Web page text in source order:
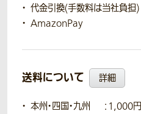
代金引換(手数料は当社負担)
AmazonPay
送料について 詳細
本州・四国・九州
：1,000円